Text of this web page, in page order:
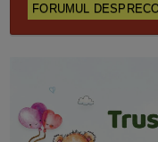
FORUMUL